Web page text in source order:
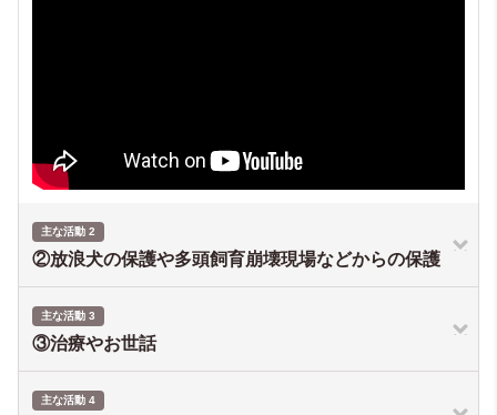
主な活動 2
②放浪犬の保護や多頭飼育崩壊現場などからの保護
主な活動 3
③治療やお世話
主な活動 4